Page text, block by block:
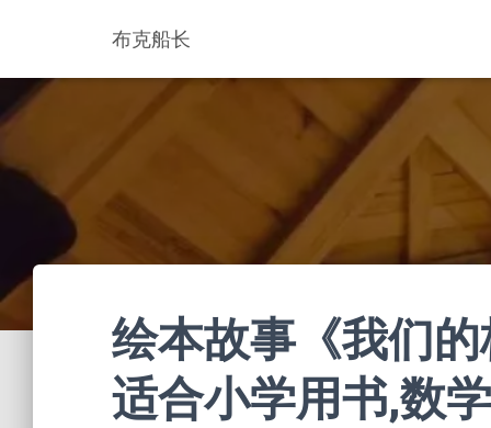
布克船长
绘本故事《我们
适合小学用书,数学